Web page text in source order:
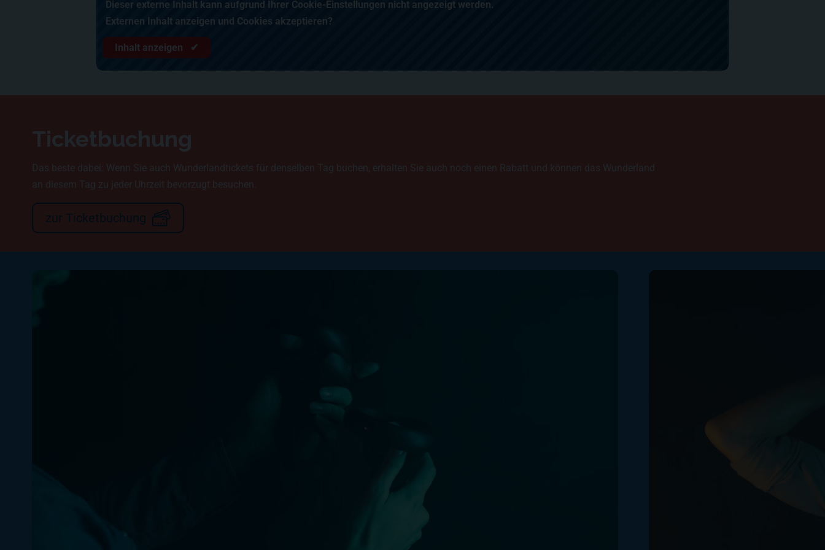
Dieser externe Inhalt kann aufgrund Ihrer Cookie-Einstellungen nicht angezeigt werden.
Externen Inhalt anzeigen und Cookies akzeptieren?
Inhalt anzeigen ✔
Ticketbuchung
Das beste dabei: Wenn Sie auch Wunderlandtickets für denselben Tag buchen, erhalten Sie auch noch einen Rabatt und können das Wunderland
an diesem Tag zu jeder Uhrzeit bevorzugt besuchen.
zur Ticketbuchung